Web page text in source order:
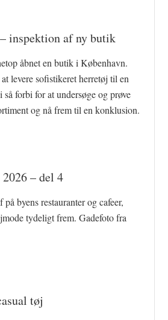
inspektion af ny butik
åbnet en butik i København.
levere sofistikeret herretøj til en
forbi for at undersøge og prøve
og nå frem til en konklusion.
– del 4
byens restauranter og cafeer,
tydeligt frem. Gadefoto fra
tøj